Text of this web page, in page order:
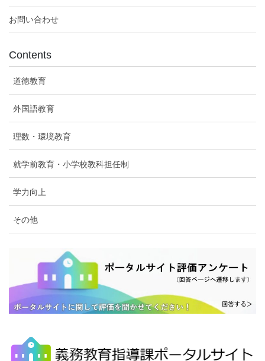
お問い合わせ
Contents
道徳教育
外国語教育
理数・環境教育
就学前教育・小学校教科担任制
学力向上
その他